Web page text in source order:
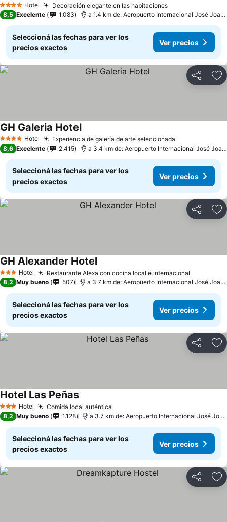
4 EstrellasHotel Decoración elegante en las habitaciones
8,5 Excelente 1.083 a 1.4 km de: Aeropuerto Internacional José Joaquín de Olmedo
Seleccioná las fechas para ver los
precios exactos
Ver precios
Compartir
4 EstrellasHotel Experiencia de galería de arte seleccionada
GH Galeria Hotel
8,6 Excelente 2.415 a 3.4 km de: Aeropuerto Internacional José Joaquín de Olmedo
Seleccioná las fechas para ver los
precios exactos
Ver precios
Compartir
3 Estrellas
Hotel Restaurante Alexa con cocina local e internacional
GH Alexander Hotel
8,2 Muy bueno 507 a 3.7 km de: Aeropuerto Internacional José Joaquín de Olmedo
Seleccioná las fechas para ver los
precios exactos
Ver precios
Compartir
3 Estrellas
Hotel Comida local auténtica
Hotel Las Peñas
8,2 Muy bueno 1.128 a 3.7 km de: Aeropuerto Internacional José Joaquín de Olmedo
Seleccioná las fechas para ver los
precios exactos
Ver precios
Compartir